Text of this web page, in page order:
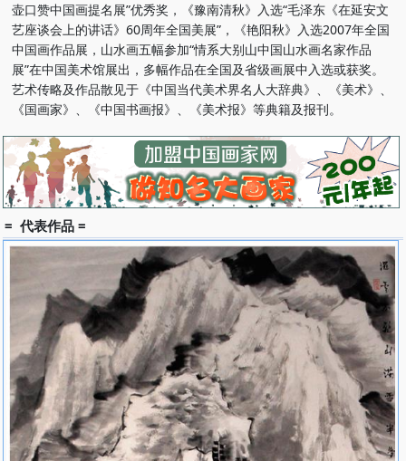
壶口赞中国画提名展”优秀奖，《豫南清秋》入选“毛泽东《在延安文
艺座谈会上的讲话》60周年全国美展”，《艳阳秋》入选2007年全国
中国画作品展，山水画五幅参加“情系大别山中国山水画名家作品
展”在中国美术馆展出，多幅作品在全国及省级画展中入选或获奖。
艺术传略及作品散见于《中国当代美术界名人大辞典》、《美术》、
《国画家》、《中国书画报》、《美术报》等典籍及报刊。
= 代表作品 =